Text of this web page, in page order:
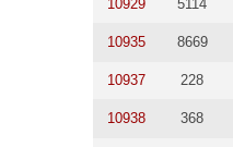
10929 5114
10935 8669
10937 228
10938 368